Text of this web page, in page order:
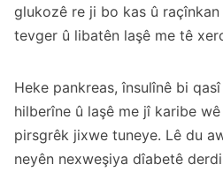
glukozê re ji bo kas û
tevger û libatên laşê me tê
Heke pankreas, însulînê bi
hilberîne û laşê me jî karibe
pirsgrêk jixwe tuneye. Lê du
neyên nexweşiya dîabetê